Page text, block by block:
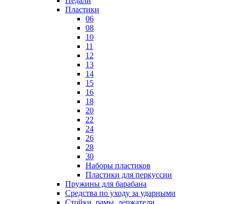
Пластики
06
08
10
11
12
13
14
15
16
18
20
22
24
26
28
30
Наборы пластиков
Пластики для перкуссии
Пружины для барабана
Средства по уходу за ударными
Стойки, рамы, держатели